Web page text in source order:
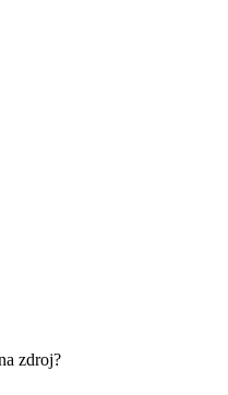
zdroj?